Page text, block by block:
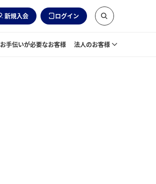
新規入会 ログイン
お手伝いが必要なお客様 法人のお客様